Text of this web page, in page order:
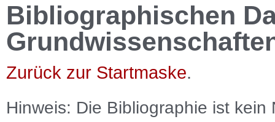
Bibliographischen
Zurück zur Startmaske.
Hinweis: Die Bibliographie ist kein